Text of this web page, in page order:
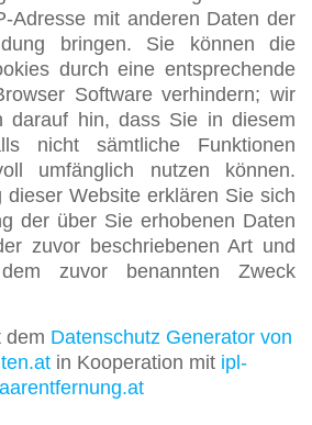
Adresse mit anderen Daten der
bringen. Sie können die
durch eine entsprechende
Software verhindern; wir
darauf hin, dass Sie in diesem
nicht sämtliche Funktionen
umfänglich nutzen können.
dieser Website erklären Sie sich
der über Sie erhobenen Daten
zuvor beschriebenen Art und
zuvor benannten Zweck
dem Datenschutz Generator von
in Kooperation mit ipl-